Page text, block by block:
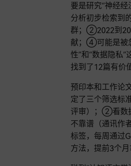
要是研究“神经
分析初步检索到
群；②2022到
献；④可能是被
性”和“数据隐私
找到了12篇有价
预印本和工作论
定了三个筛选标
评审）；②看数
不靠谱（通讯作
标签，每周通过
方法，提前3个